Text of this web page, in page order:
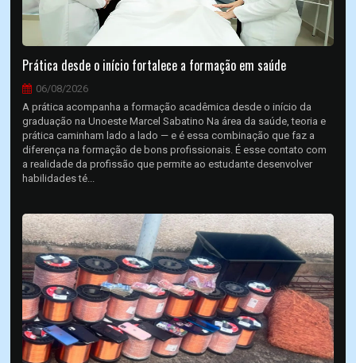
Prática desde o início fortalece a formação em saúde
06/08/2026
A prática acompanha a formação acadêmica desde o início da
graduação na Unoeste Marcel Sabatino Na área da saúde, teoria e
prática caminham lado a lado — e é essa combinação que faz a
diferença na formação de bons profissionais. É esse contato com
a realidade da profissão que permite ao estudante desenvolver
habilidades té...